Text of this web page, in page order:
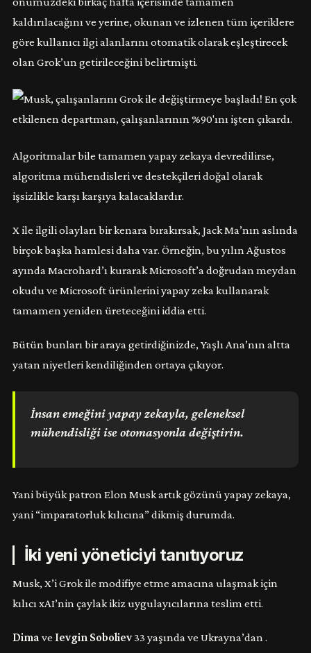
kaldırılacağını ve yerine, okunan ve izlenen tüm içeriklere
göre kullanıcı ilgi alanlarını otomatik olarak eşleştirecek
olan Grok’un getirileceğini belirtmişti.
Algoritmalar bile tamamen yapay zekaya devredilirse,
algoritma mühendisleri ve destekçileri doğal olarak
işsizlikle karşı karşıya kalacaklardır.
X ile ilgili olayları bir kenara bırakırsak, Jack Ma’nın aslında
birçok başka hamlesi daha var. Örneğin, bu yılın Ağustos
ayında Macrohard’ı kurarak Microsoft’a doğrudan meydan
okudu ve Microsoft ürünlerini yapay zeka kullanarak
tamamen yeniden üreteceğini iddia etti.
Bütün bunları bir araya getirdiğinizde, Yaşlı Ana’nın altta
yatan niyetleri kendiliğinden ortaya çıkıyor.
İnsan emeğini yapay zekayla, geleneksel
mühendisliği ise otomasyonla değiştirin.
Yani büyük patron Elon Musk artık gözünü yapay zekaya,
yani “imparatorluk kılıcına” dikmiş durumda.
İki yeni yöneticiyi tanıtıyoruz
Musk, X’i Grok ile modifiye etme amacına ulaşmak için
kılıcı xAI’nin çaylak ikiz uygulayıcılarına teslim etti.
Dima ve Ievgin Soboliev33 yaşında ve Ukrayna’dan .